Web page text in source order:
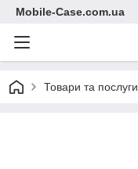
Mobile-Case.com.ua
Товари та послуги